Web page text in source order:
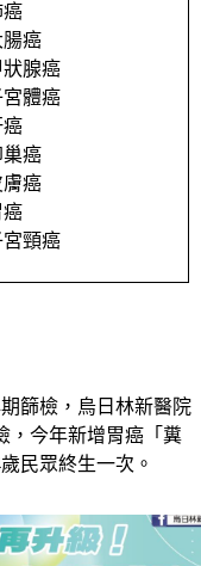
癌
腸癌
狀腺癌
宮體癌
癌
巢癌
膚癌
癌
宮頸癌
篩檢，烏日林新醫院
，今年新增胃癌「糞
民眾終生一次。